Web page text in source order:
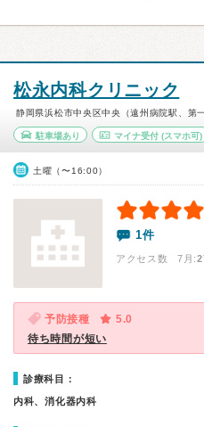
松永内科クリニック
静岡県浜松市中央区中央（遠州病院駅、第
駐車場あり マイナ受付(スマホ可)
土曜（〜16:00）
1件
アクセス数 7月:
予防接種
5.0
待ち時間が短い
診療科目：
内科、消化器内科